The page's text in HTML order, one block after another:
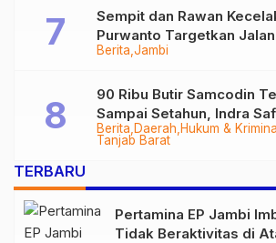
Berita Jambi
Sempit dan Rawan
Purwanto Targetkan
Tungkal-Jambi Mulus di
Berita Daerah Hukum & Kriminal
Tanjab Barat
90 Ribu Butir Samcodin
Sampai Setahun, Indra
Audit Menyeluruh
TERBARU
Pertamina EP Jambi
Tidak Beraktivitas di